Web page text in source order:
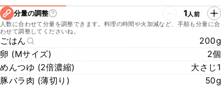
分量の調整 1人前
人数に合わせて分量を調整できます。料理の時間や火加減など、手順も分量に合
わせて調整してくださいね。
ごはん
200g
卵 (Mサイズ)
2個
めんつゆ (2倍濃縮)
大さじ1
豚バラ肉 (薄切り)
50g